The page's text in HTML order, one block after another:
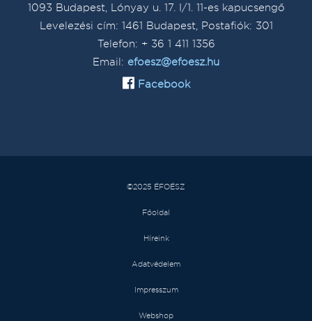
1093 Budapest, Lónyay u. 17. I/1. 11-es kapucsengő
Levelezési cím: 1461 Budapest, Postafiók: 301
Telefon: + 36 1 411 1356
Email: efoesz@efoesz.hu
Facebook
©2025 ÉFOÉSZ
Főoldal
Híreink
Adatvédelem
Impresszum
Webshop